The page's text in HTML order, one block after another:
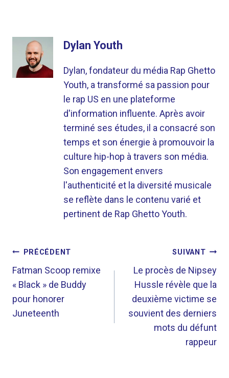
Dylan Youth
Dylan, fondateur du média Rap Ghetto
Youth, a transformé sa passion pour
le rap US en une plateforme
d'information influente. Après avoir
terminé ses études, il a consacré son
temps et son énergie à promouvoir la
culture hip-hop à travers son média.
Son engagement envers
l'authenticité et la diversité musicale
se reflète dans le contenu varié et
pertinent de Rap Ghetto Youth.
NAVIGATION
DE
L’ARTICLE
PRÉCÉDENT
Fatman Scoop remixe
« Black » de Buddy
pour honorer
Juneteenth
SUIVANT
Le procès de Nipsey
Hussle révèle que la
deuxième victime se
souvient des derniers
mots du défunt
rappeur